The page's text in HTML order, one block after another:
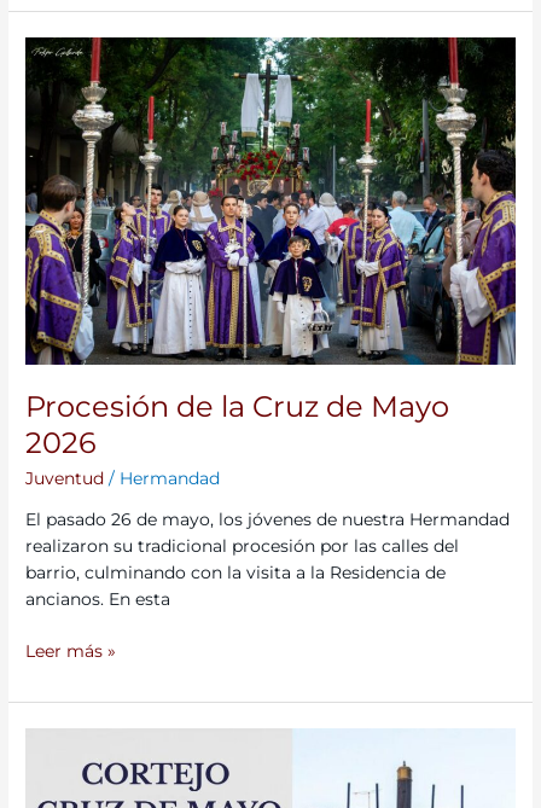
Procesión de la Cruz de Mayo
2026
Juventud / Hermandad
El pasado 26 de mayo, los jóvenes de nuestra Hermandad
realizaron su tradicional procesión por las calles del
barrio, culminando con la visita a la Residencia de
ancianos. En esta
Procesión
de
la
de
Mayo
2026
Leer más »